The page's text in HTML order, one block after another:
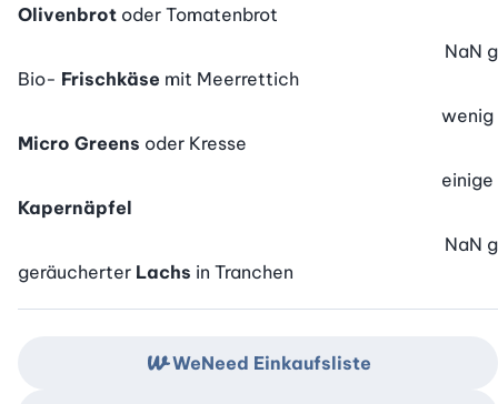
Olivenbrot oder Tomatenbrot
Bio- Frischkäse mit Meerrettich
NaN g
Micro Greens oder Kresse
wenig
Kapernäpfel
einige
geräucherter Lachs in Tranchen
NaN g
WeNeed Einkaufsliste